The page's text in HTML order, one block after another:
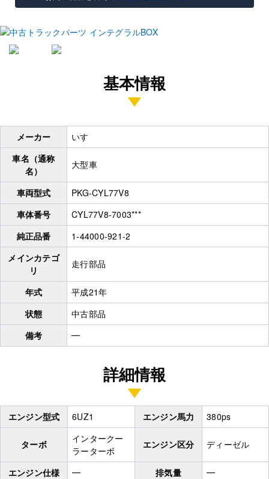
基本情報
メーカー
いすゞ
車名（通称
名）
大型車
車両型式
PKG-CYL77V8
車体番号
CYL77V8-7003***
純正品番
1-44000-921-2
メインカテゴ
リ
走行部品
年式
平成21年
状態
中古部品
備考
━
詳細情報
エンジン型式 6UZ1 エンジン馬力 380ps
ターボ
インタークー
ラーターボ
エンジン区分 ディーゼル
エンジン仕様 ━ 排気量 ━